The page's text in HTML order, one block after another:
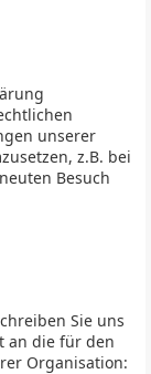
unserer
z.B. bei
Besuch
Sie uns
an die für den
Organisation: